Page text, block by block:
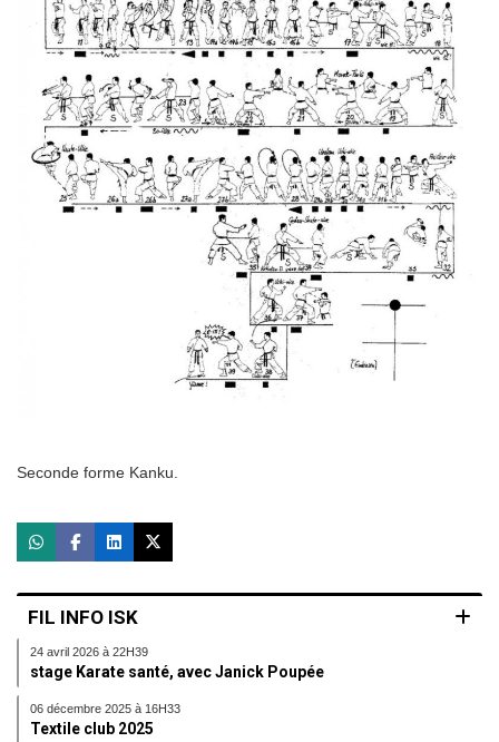
Seconde forme Kanku.
FIL INFO ISK
24 avril 2026 à 22H39
stage Karate santé, avec Janick Poupée
06 décembre 2025 à 16H33
Textile club 2025